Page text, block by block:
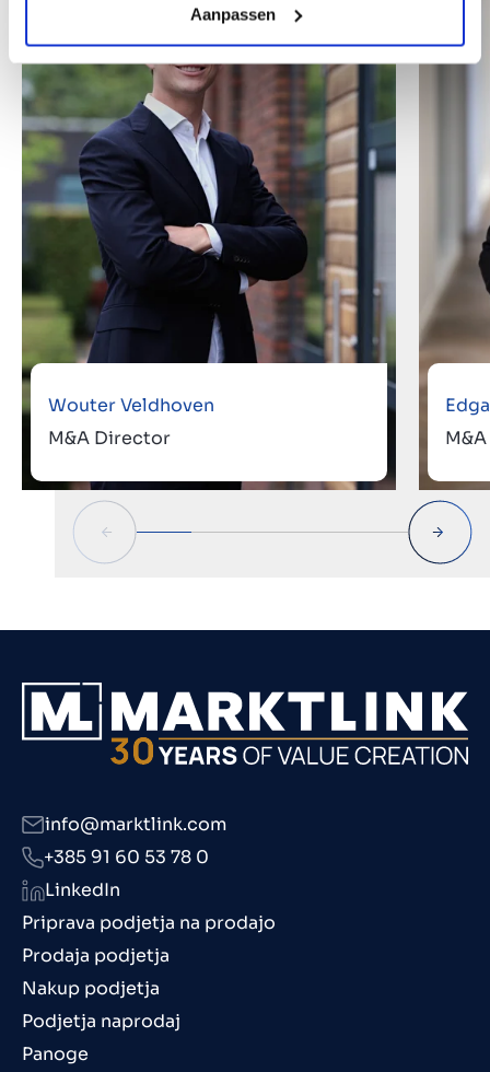
Aanpassen
Wouter Veldhoven
M&A Director
Priprava podjetja na prodajo
Prodaja podjetja
Nakup podjetja
Podjetja naprodaj
Panoge
info@marktlink.com
+385 91 60 53 78 0
LinkedIn